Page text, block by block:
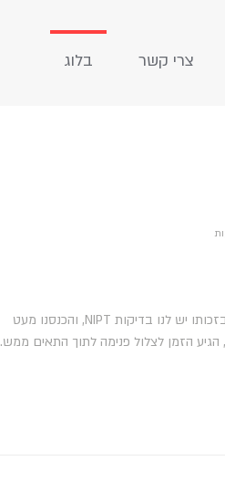
צרי קשר בלוג
אחרי שהכרנו את האיש שבזכותו יש לנו בדיקות NIPT, והכנסנו מעט
הגיע הזמן לצלול פנימה לתוך התאים ממש.